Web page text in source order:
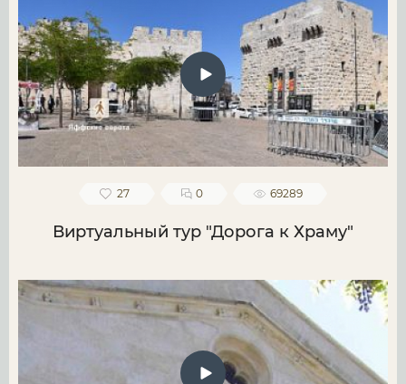
27 0 69289
Виртуальный тур "Дорога к Храму"